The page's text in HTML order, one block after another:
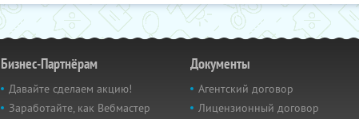
Бизнес-Партнёрам
Давайте сделаем акцию!
Заработайте, как Вебмастер
Документы
Агентский договор
Лицензионный договор